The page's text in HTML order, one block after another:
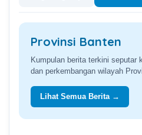
Provinsi Banten
Kumpulan berita terkini seputar
dan perkembangan wilayah
Lihat Semua Berita →